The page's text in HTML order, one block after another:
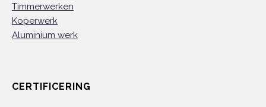
Timmerwerken
Koperwerk
Aluminium werk
CERTIFICERING